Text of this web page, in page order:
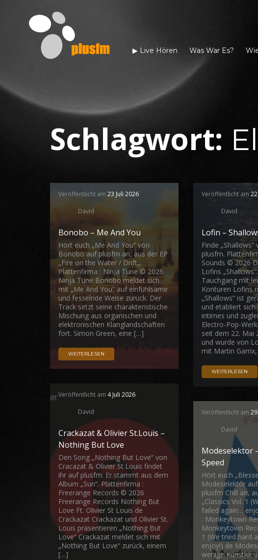
▶︎ Live Hören Was War Es?
Schlagwort:
Veröffentlicht am 23 Juli 2026
David
Bonobo – Me And You
Hört euch „Me And You“ von
Bonobo auf plusfm an, aus der EP
„Fire on the Water / Drift„.
Plattenfirma : Ninja Tune © 2026
Ninja Tune Bonobo meldet sich
mit „Me And You“ auf einfühlsame
und fesselnde Weise zurück. Der
Track setzt seine charakteristische
Mischung aus organischen und
elektronischen Klanglandschaften
fort. Simon Green, eine […]
WEITERLESEN
Veröffentlicht am
David
Lofin –
Finde
plusfm.
Sounds © 2026
Lofins
Tauchgang mit
Konturen Lofins
„Shallows“ ist
und etabliert sich
intimes und
Electro-Pop-
seit dem 22. Mai
und wurde von
mit Martin
WEITERLESEN
Veröffentlicht am 4 Juli 2026
David
Crackazat & Olivier St.Louis –
Nothing But Love
Den Song „Nothing But Love“ von
Cracazat & Olivier St.Louis findet
ihr auf plusfm. Er stammt aus dem
Album „Sun“. Plattenfirma :
Freerange Records © 2026
Freerange Records Nothing But
Love Ft. Olivier St Louis de
Crackazat Crackazat und Olivier St.
Louis präsentieren „Nothing But
Love“ Crackazat meldet sich mit
„Nothing But Love“ zurück, einem
[…]
Veröffentlicht am
David
Modeselektor
Speed
Hört euch
Modeselektor
plusfm Chill an,
„Classics Vol. 1
failed again…
: Monkeytown
Monkeytown
1 (We tried hard
enjoy!) de
wenige Künstler